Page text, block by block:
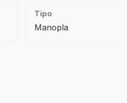
Tipo
Manopla